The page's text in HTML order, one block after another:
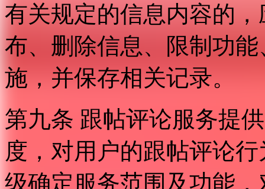
有关规定的信息内容的
布、删除信息、限制功
施，并保存相关记录。
第九条 跟帖评论服务提
度，对用户的跟帖评论
级确定服务范围及功能